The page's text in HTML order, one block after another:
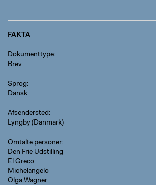
FAKTA
Dokumenttype
Brev
Sprog
Dansk
Afsendersted
Lyngby (Danmark)
Omtalte personer
Den Frie Udstilling
El Greco
Michelangelo
Olga Wagner